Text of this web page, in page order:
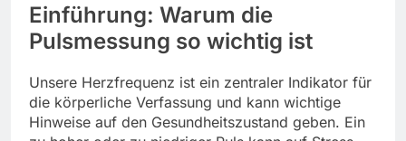
Einführung: Warum die
Pulsmessung so wichtig ist
Unsere Herzfrequenz ist ein zentraler Indikator für
die körperliche Verfassung und kann wichtige
Hinweise auf den Gesundheitszustand geben. Ein